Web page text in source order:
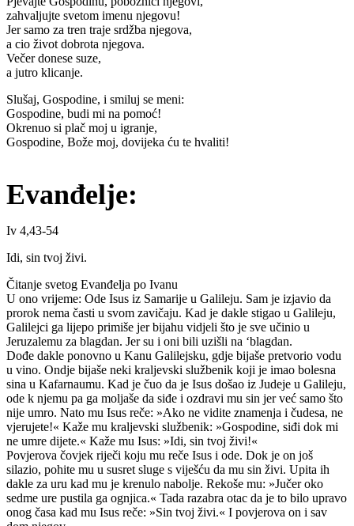
zahvaljujte svetom imenu njegovu!
Jer samo za tren traje srdžba njegova,
a cio život dobrota njegova.
Večer donese suze,
a jutro klicanje.
Slušaj, Gospodine, i smiluj se meni:
Gospodine, budi mi na pomoć!
Okrenuo si plač moj u igranje,
Gospodine, Bože moj, dovijeka ću te hvaliti!
Evanđelje:
Iv 4,43-54
Idi, sin tvoj živi.
Čitanje svetog Evanđelja po Ivanu
U ono vrijeme: Ode Isus iz Samarije u Galileju. Sam je izjavio da
prorok nema časti u svom zavičaju. Kad je dakle stigao u Galileju,
Galilejci ga lijepo primiše jer bijahu vidjeli što je sve učinio u
Jeruzalemu za blagdan. Jer su i oni bili uzišli na ‘blagdan.
Dođe dakle ponovno u Kanu Galilejsku, gdje bijaše pretvorio vodu
u vino. Ondje bijaše neki kraljevski službenik koji je imao bolesna
sina u Kafarnaumu. Kad je čuo da je Isus došao iz Judeje u Galileju,
ode k njemu pa ga moljaše da siđe i ozdravi mu sin jer već samo što
nije umro. Nato mu Isus reče: »Ako ne vidite znamenja i čudesa, ne
vjerujete!« Kaže mu kraljevski službenik: »Gospodine, siđi dok mi
ne umre dijete.« Kaže mu Isus: »Idi, sin tvoj živi!«
Povjerova čovjek riječi koju mu reče Isus i ode. Dok je on još
silazio, pohite mu u susret sluge s viješću da mu sin živi. Upita ih
dakle za uru kad mu je krenulo nabolje. Rekoše mu: »Jučer oko
sedme ure pustila ga ognjica.« Tada razabra otac da je to bilo upravo
onog časa kad mu Isus reče: »Sin tvoj živi.« I povjerova on i sav